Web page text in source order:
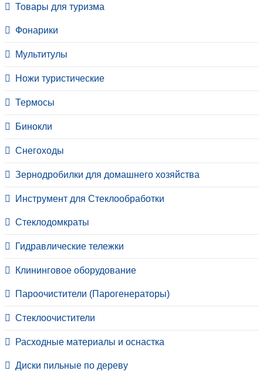
Товары для туризма
Фонарики
Мультитулы
Ножи туристические
Термосы
Бинокли
Снегоходы
Зернодробилки для домашнего хозяйства
Инструмент для Стеклообработки
Стеклодомкраты
Гидравлические тележки
Клининговое оборудование
Пароочистители (Парогенераторы)
Стеклоочистители
Расходные материалы и оснастка
Диски пильные по дереву